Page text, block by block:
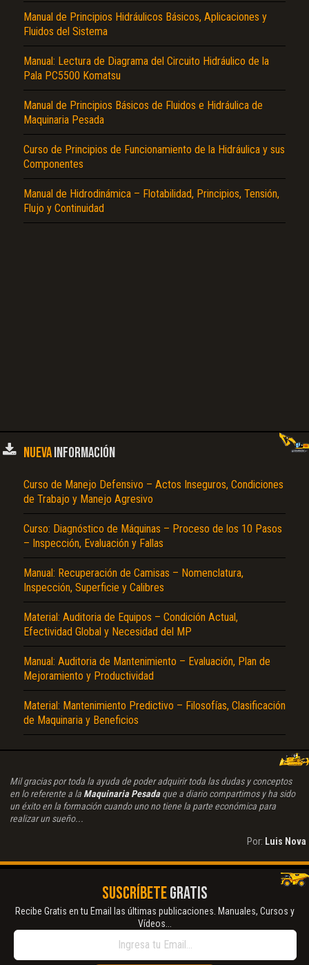
Manual de Principios Hidráulicos Básicos, Aplicaciones y
Fluidos del Sistema
Manual: Lectura de Diagrama del Circuito Hidráulico de la
Pala PC5500 Komatsu
Manual de Principios Básicos de Fluidos e Hidráulica de
Maquinaria Pesada
Curso de Principios de Funcionamiento de la Hidráulica y sus
Componentes
Manual de Hidrodinámica – Flotabilidad, Principios, Tensión,
Flujo y Continuidad
NUEVAINFORMACIÓN
Curso de Manejo Defensivo – Actos Inseguros, Condiciones
de Trabajo y Manejo Agresivo
Curso: Diagnóstico de Máquinas – Proceso de los 10 Pasos
– Inspección, Evaluación y Fallas
Manual: Recuperación de Camisas – Nomenclatura,
Inspección, Superficie y Calibres
Material: Auditoria de Equipos – Condición Actual,
Efectividad Global y Necesidad del MP
Manual: Auditoria de Mantenimiento – Evaluación, Plan de
Mejoramiento y Productividad
Material: Mantenimiento Predictivo – Filosofías, Clasificación
de Maquinaria y Beneficios
Mil gracias por toda la ayuda de poder adquirir toda las dudas y conceptos
en lo referente a la Maquinaria Pesadaque a diario compartimos y ha sido
un éxito en la formación cuando uno no tiene la parte económica para
realizar un sueño...
Por: Luis Nova
SUSCRÍBETEGRATIS
Recibe Gratis en tu Email las últimas publicaciones. Manuales, Cursos y
Vídeos...
El Título es incorrecto según el contenido.
No carga o no se visualiza el contenido.
Reportar otro tipo de error...